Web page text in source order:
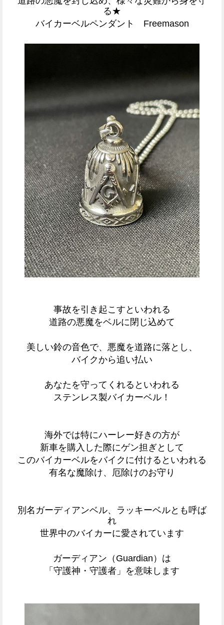
る★
バイカーベルペンダント Freemason
事故を引き起こすといわれる
道路の悪魔をベルに閉じ込めて
美しい鈴の音色で、悪魔を道路に落とし、
バイクから追い払い
あなたを守ってくれるといわれる
ステンレス製バイカーベル！
海外では特にハーレー好きの方が
新車を購入した際にゲン担ぎとして
このバイカーベルをバイクに付けるといわれる
有名な魔除け、厄除けのお守り
別名ガーディアンベル、ラッキーベルとも呼ば
れ
世界中のバイカーに愛されています
ガーディアン（Guardian）は
「守護神・守護者」を意味します